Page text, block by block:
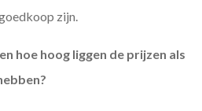
zijn.
hoe hoog liggen de prijzen als